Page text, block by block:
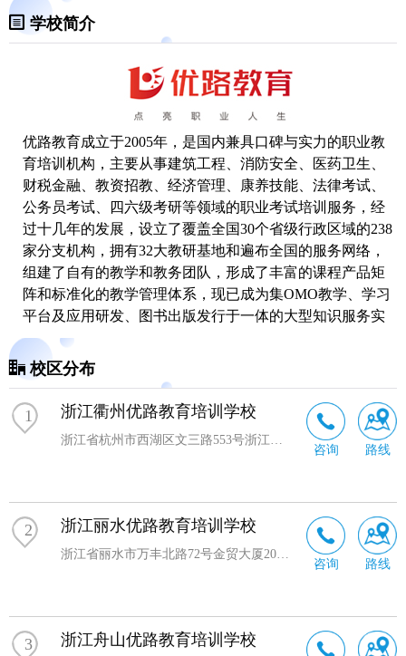
学校简介
优路教育成立于2005年，是国内兼具口碑与实力的职业教
育培训机构，主要从事建筑工程、消防安全、医药卫生、
财税金融、教资招教、经济管理、康养技能、法律考试、
公务员考试、四六级考研等领域的职业考试培训服务，经
过十几年的发展，设立了覆盖全国30个省级行政区域的238
家分支机构，拥有32大教研基地和遍布全国的服务网络，
组建了自有的教学和教务团队，形成了丰富的课程产品矩
阵和标准化的教学管理体系，现已成为集OMO教学、学习
平台及应用研发、图书出版发行于一体的大型知识服务实
体和综合性教育服务机构。
校区分布
1 浙江衢州优路教育培训学校
咨询 路线
2 浙江丽水优路教育培训学校
咨询 路线
3 浙江舟山优路教育培训学校